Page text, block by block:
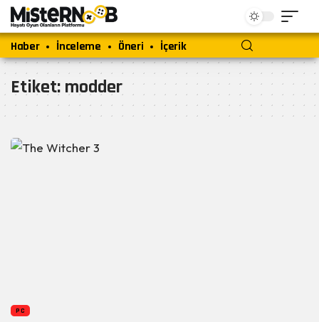
Haber İnceleme Öneri İçerik
Etiket: modder
PC